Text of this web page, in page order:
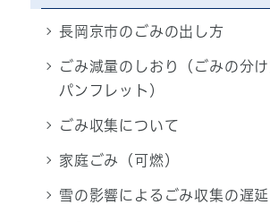
長岡京市のごみの出し方
ごみ減量のしおり（ごみの分
パンフレット）
ごみ収集について
家庭ごみ（可燃）
雪の影響によるごみ収集の遅